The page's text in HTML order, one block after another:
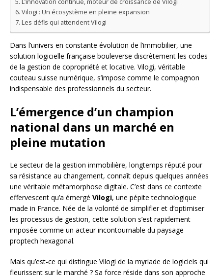
L’innovation continue, moteur de croissance de Vilogi
Vilogi : Un écosystème en pleine expansion
Les défis qui attendent Vilogi
Dans l’univers en constante évolution de l’immobilier, une
solution logicielle française bouleverse discrètement les codes
de la gestion de copropriété et locative. Vilogi, véritable
couteau suisse numérique, s’impose comme le compagnon
indispensable des professionnels du secteur.
L’émergence d’un champion
national dans un marché en
pleine mutation
Le secteur de la gestion immobilière, longtemps réputé pour
sa résistance au changement, connaît depuis quelques années
une véritable métamorphose digitale. C’est dans ce contexte
effervescent qu’a émergé Vilogi, une pépite technologique
made in France. Née de la volonté de simplifier et d’optimiser
les processus de gestion, cette solution s’est rapidement
imposée comme un acteur incontournable du paysage
proptech hexagonal.
Mais qu’est-ce qui distingue Vilogi de la myriade de logiciels qui
fleurissent sur le marché ? Sa force réside dans son approche